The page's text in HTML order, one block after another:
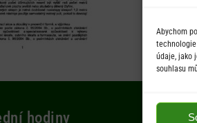
Abychom
údaje, jako
souhlasu
hodiny